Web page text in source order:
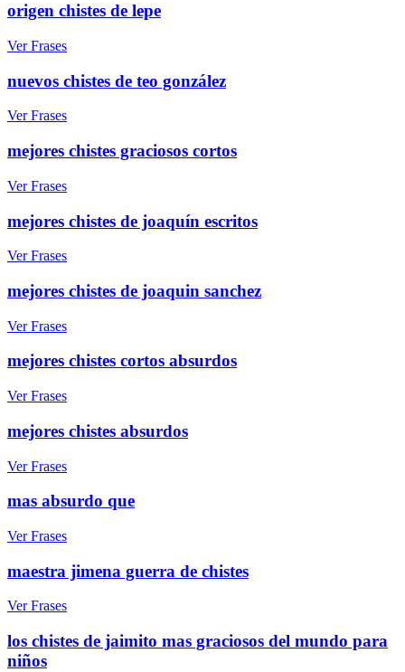
origen chistes de lepe
Ver Frases
nuevos chistes de teo gonzález
Ver Frases
mejores chistes graciosos cortos
Ver Frases
mejores chistes de joaquín escritos
Ver Frases
mejores chistes de joaquin sanchez
Ver Frases
mejores chistes cortos absurdos
Ver Frases
mejores chistes absurdos
Ver Frases
mas absurdo que
Ver Frases
maestra jimena guerra de chistes
Ver Frases
los chistes de jaimito mas graciosos del mundo para
niños